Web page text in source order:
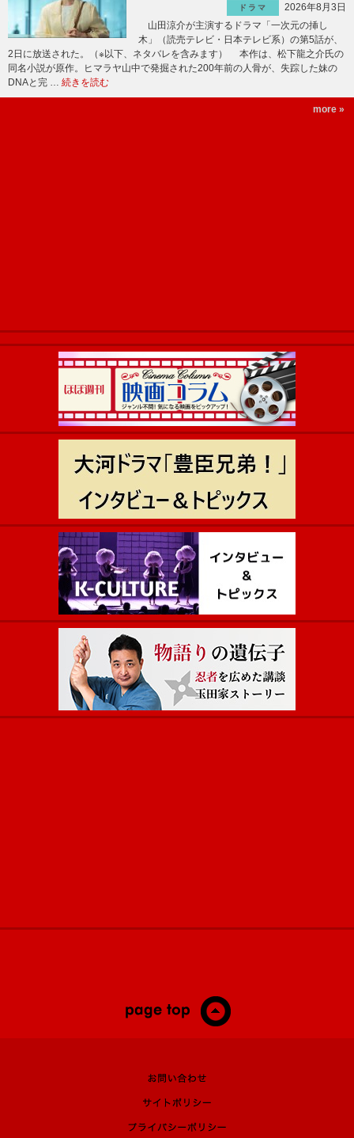
ドラマ
2026年8月3日
山田涼介が主演するドラマ「一次元の挿し
木」（読売テレビ・日本テレビ系）の第5話が、
2日に放送された。（※以下、ネタバレを含みます） 本作は、松下龍之介氏の
同名小説が原作。ヒマラヤ山中で発掘された200年前の人骨が、失踪した妹の
DNAと完 … 続きを読む
more »